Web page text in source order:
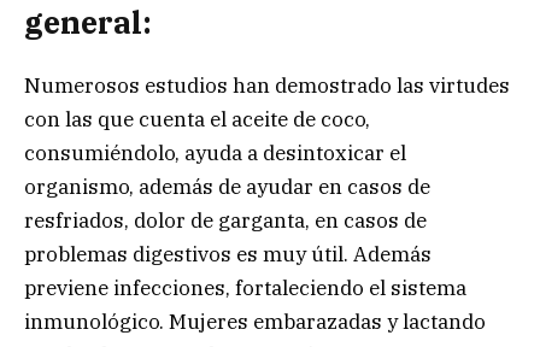
general:
Numerosos estudios han demostrado las virtudes
con las que cuenta el aceite de coco,
consumiéndolo, ayuda a desintoxicar el
organismo, además de ayudar en casos de
resfriados, dolor de garganta, en casos de
problemas digestivos es muy útil. Además
previene infecciones, fortaleciendo el sistema
inmunológico. Mujeres embarazadas y lactando